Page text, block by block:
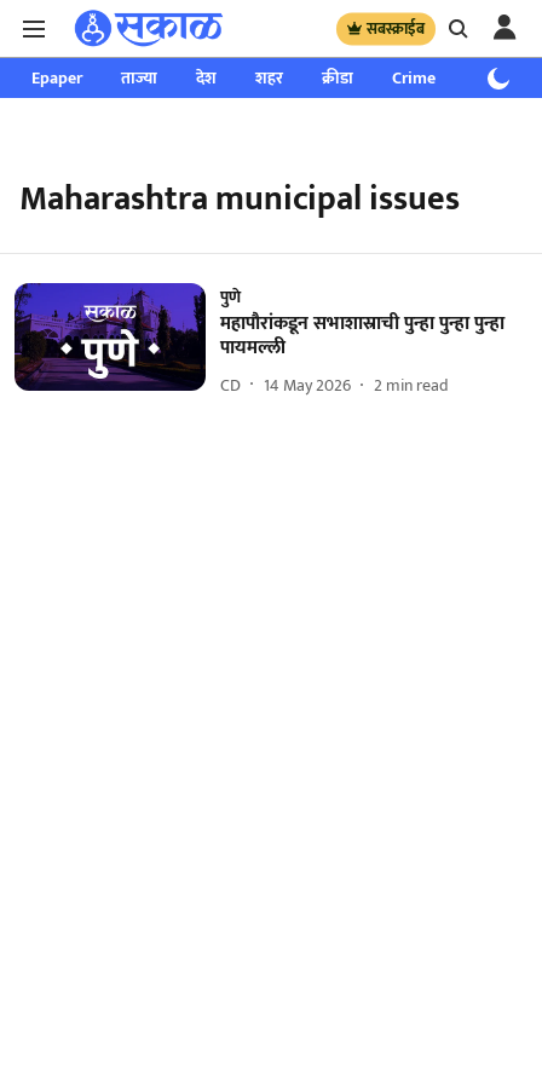
सबस्क्राईब
Epaper ताज्या देश शहर क्रीडा Crime साप्ताहिक
Maharashtra municipal issues
पुणे
महापौरांकडून सभाशास्राची पुन्हा पुन्हा पुन्हा
पायमल्ली
CD 14 May 2026 2min read